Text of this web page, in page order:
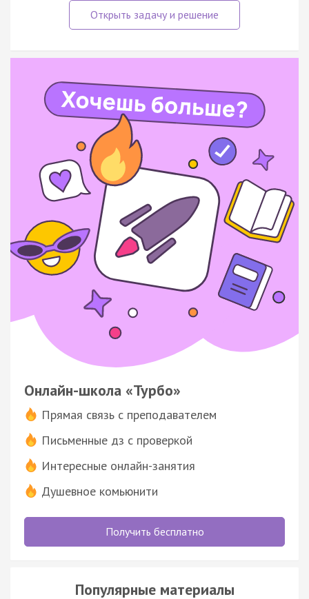
Онлайн-школа «Турбо»
Прямая связь с преподавателем
Письменные дз с проверкой
Интересные онлайн-занятия
Душевное комьюнити
Получить бесплатно
Популярные материалы